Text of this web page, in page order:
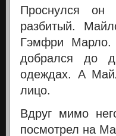
Проснулся
разбитый.
Гэмфри
добрался до
одеждах. А
лицо.
Вдруг мимо
посмотрел на